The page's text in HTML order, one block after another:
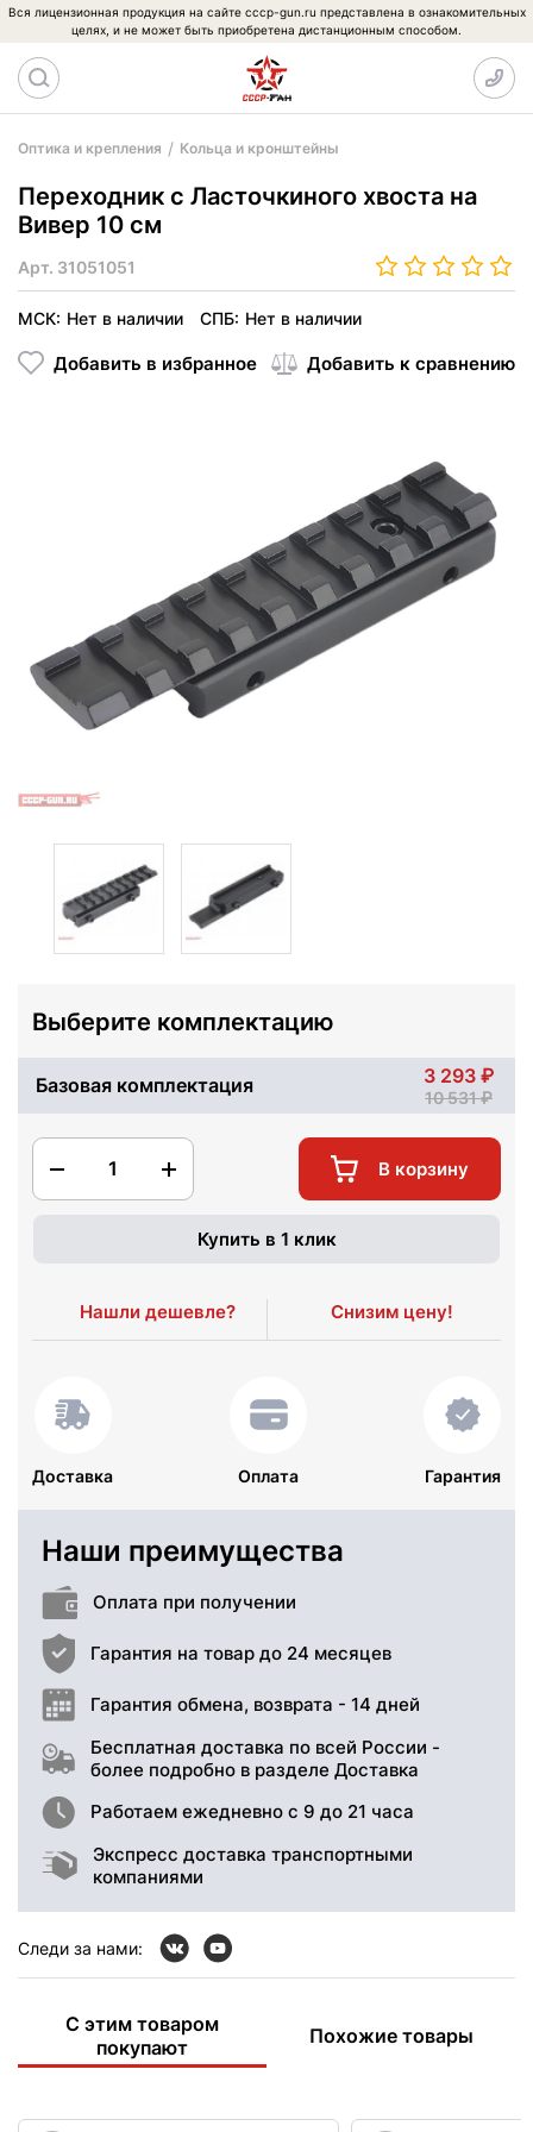
Вся лицензионная продукция на сайте cccp-gun.ru представлена в ознакомительных
целях, и не может быть приобретена дистанционным способом.
Оптика и крепления Кольца и кронштейны
Переходник с Ласточкиного хвоста на
Вивер 10 см
Арт. 31051051
МСК: Нет в наличии СПБ: Нет в наличии
Добавить в избранное Добавить к сравнению
Выберите комплектацию
Базовая комплектация 3 293
10 531
1 В корзину
Купить в 1 клик
Нашли дешевле? Снизим цену!
Доставка Оплата Гарантия
Наши преимущества
Оплата при получении
Гарантия на товар до 24 месяцев
Гарантия обмена, возврата - 14 дней
Бесплатная доставка по всей России -
более подробно в разделе Доставка
Работаем ежедневно с 9 до 21 часа
Экспресс доставка транспортными
компаниями
Следи за нами:
С этим товаром
покупают
Похожие товары